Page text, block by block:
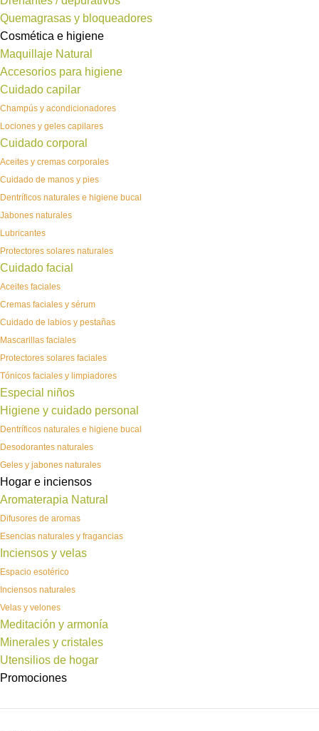
Quemagrasas y bloqueadores
Cosmética e higiene
Maquillaje Natural
Accesorios para higiene
Cuidado capilar
Champús y acondicionadores
Lociones y geles capilares
Cuidado corporal
Aceites y cremas corporales
Cuidado de manos y pies
Dentríficos naturales e higiene bucal
Jabones naturales
Lubricantes
Protectores solares naturales
Cuidado facial
Aceites faciales
Cremas faciales y sérum
Cuidado de labios y pestañas
Mascarillas faciales
Protectores solares faciales
Tónicos faciales y limpiadores
Especial niños
Higiene y cuidado personal
Dentríficos naturales e higiene bucal
Desodorantes naturales
Geles y jabones naturales
Hogar e inciensos
Aromaterapia Natural
Difusores de aromas
Esencias naturales y fragancias
Inciensos y velas
Espacio esotérico
Inciensos naturales
Velas y velones
Meditación y armonía
Minerales y cristales
Utensilios de hogar
Promociones